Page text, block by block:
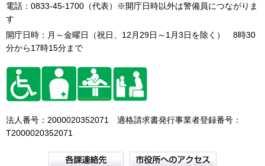
電話：0833-45-1700（代表）※開庁日時以外は警備員につながりま
す
開庁日時：月～金曜日（祝日、12月29日～1月3日を除く） 8時30
分から17時15分まで
法人番号：2000020352071 適格請求書発行事業者登録番号：
T2000020352071